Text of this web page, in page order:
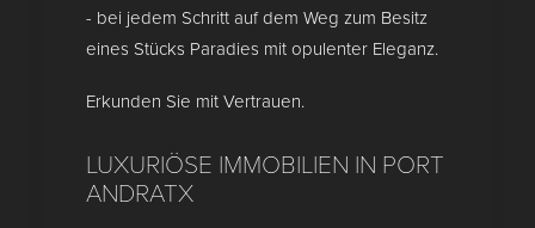
- bei jedem Schritt auf dem Weg zum Besitz
eines Stücks Paradies mit opulenter Eleganz.
Erkunden Sie mit Vertrauen.
LUXURIÖSE IMMOBILIEN IN PORT
ANDRATX